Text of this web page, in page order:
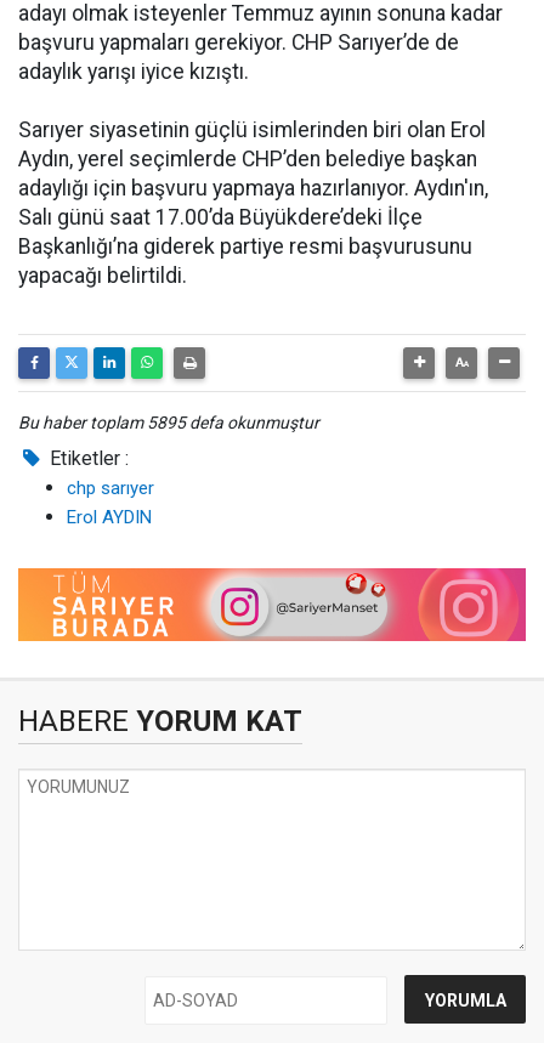
adayı olmak isteyenler Temmuz ayının sonuna kadar
başvuru yapmaları gerekiyor. CHP Sarıyer’de de
adaylık yarışı iyice kızıştı.
Sarıyer siyasetinin güçlü isimlerinden biri olan Erol
Aydın, yerel seçimlerde CHP’den belediye başkan
adaylığı için başvuru yapmaya hazırlanıyor. Aydın'ın,
Salı günü saat 17.00’da Büyükdere’deki İlçe
Başkanlığı’na giderek partiye resmi başvurusunu
yapacağı belirtildi.
Bu haber toplam 5895 defa okunmuştur
Etiketler :
chp sarıyer
Erol AYDIN
HABERE YORUM KAT